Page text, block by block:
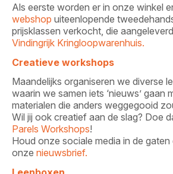
Als eerste worden er in onze winkel
webshop uiteenlopende
prijsklassen verkocht, die
Vindingrijk Kringloopwarenhuis.
Creatieve workshops
Maandelijks organiseren we diverse
waarin we samen iets ‘nieuws’ gaan
materialen die anders weggegooid
Wil jij ook creatief aan de slag? Doe
Parels Workshops!
Houd onze sociale media in de
onze nieuwsbrief.